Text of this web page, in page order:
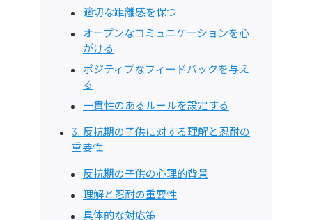
適切な距離感を保つ
オープンなコミュニケーションを心
がける
ポジティブなフィードバックを与え
る
一貫性のあるルールを設定する
3. 反抗期の子供に対する理解と忍耐の
重要性
反抗期の子供の心理的背景
理解と忍耐の重要性
具体的な対応策